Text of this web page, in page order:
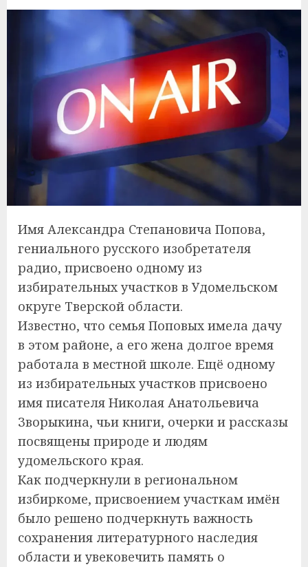
Имя Александра Степановича Попова,
гениального русского изобретателя
радио, присвоено одному из
избирательных участков в Удомельском
округе Тверской области.
Известно, что семья Поповых имела дачу
в этом районе, а его жена долгое время
работала в местной школе. Ещё одному
из избирательных участков присвоено
имя писателя Николая Анатольевича
Зворыкина, чьи книги, очерки и рассказы
посвящены природе и людям
удомельского края.
Как подчеркнули в региональном
избиркоме, присвоением участкам имён
было решено подчеркнуть важность
сохранения литературного наследия
области и увековечить память о